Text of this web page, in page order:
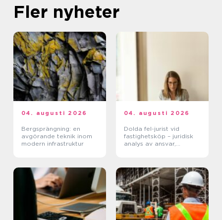
Fler nyheter
04. augusti 2026
Bergsprängning: en
avgörande teknik inom
modern infrastruktur
04. augusti 2026
Dolda fel-jurist vid
fastighetsköp – juridisk
analys av ansvar,